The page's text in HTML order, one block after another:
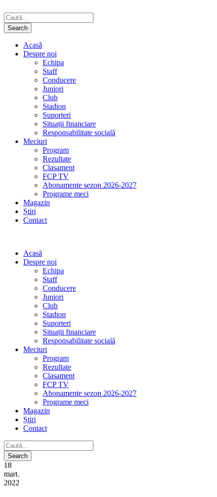
Acasă
Despre noi
Echipa
Staff
Conducere
Juniori
Club
Stadion
Suporteri
Situații financiare
Responsabilitate socială
Meciuri
Program
Rezultate
Clasament
FCP TV
Abonamente sezon 2026-2027
Programe meci
Magazin
Știri
Contact
Acasă
Despre noi
Echipa
Staff
Conducere
Juniori
Club
Stadion
Suporteri
Situații financiare
Responsabilitate socială
Meciuri
Program
Rezultate
Clasament
FCP TV
Abonamente sezon 2026-2027
Programe meci
Magazin
Știri
Contact
18
mart.
2022